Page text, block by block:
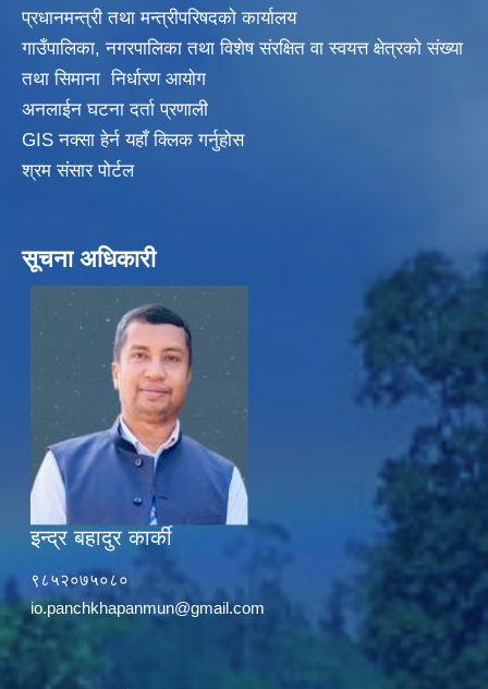
प्रधानमन्त्री तथा मन्त्रीपरिषदकाे कार्यालय
गाउँपालिका, नगरपालिका तथा विशेष संरक्षित वा स्वयत्त क्षेत्रकाे संख्या
तथा सिमाना निर्धारण आयाेग
अनलाईन घटना दर्ता प्रणाली
GIS नक्सा हेर्न यहाँ क्लिक गर्नुहाेस
श्रम संसार पोर्टल
सूचना अधिकारी
इन्द्र बहादुर कार्की
९८५२०७५०८०
io.panchkhapanmun@gmail.com